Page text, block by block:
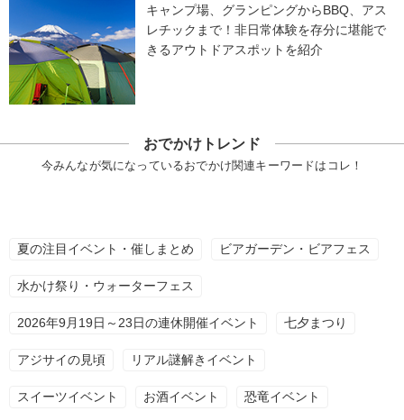
キャンプ場、グランピングからBBQ、アス
レチックまで！非日常体験を存分に堪能で
きるアウトドアスポットを紹介
おでかけトレンド
今みんなが気になっているおでかけ関連キーワードはコレ！
夏の注目イベント・催しまとめ ビアガーデン・ビアフェス
水かけ祭り・ウォーターフェス
2026年9月19日～23日の連休開催イベント 七夕まつり
アジサイの見頃 リアル謎解きイベント
スイーツイベント お酒イベント 恐竜イベント